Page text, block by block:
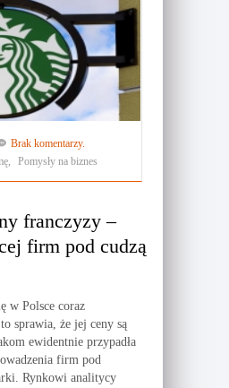
Brak komentarzy.
, Pomysły na biznes
franczyzy –
firm pod cudzą
w Polsce coraz
sprawia, że jej ceny są
ewidentnie przypadła
firm pod
Rynkowi analitycy